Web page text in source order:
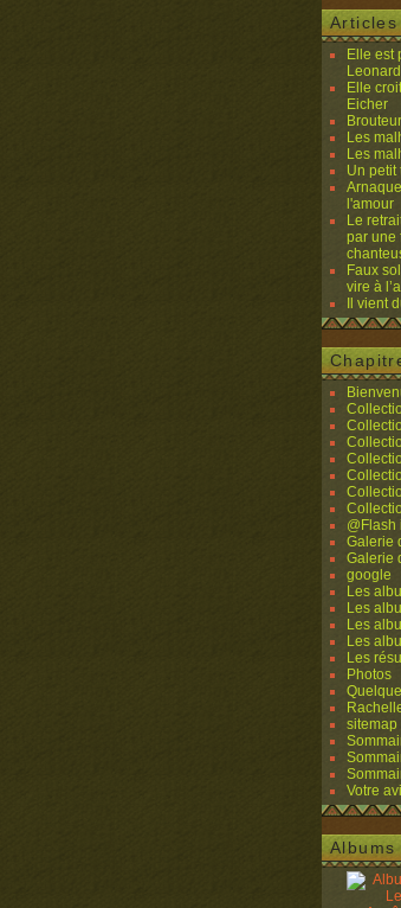
Articles
Elle est
Elle
Eicher
Les
Les
Un petit
l'amour
Le
par une
Faux
vire à
Il vient
@Flash
Galerie
Galerie
google
Les
Les
Les
Les
Les
Photos
sitemap
Votre
Albums